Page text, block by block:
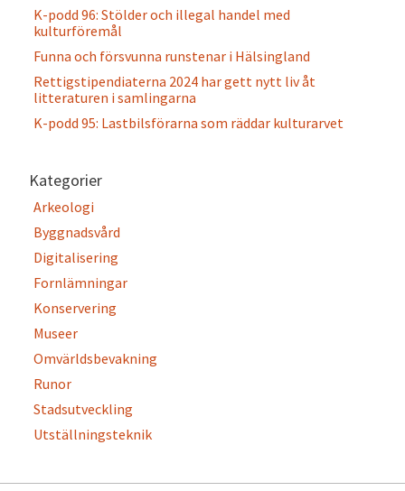
K-podd 96: Stölder och illegal handel med
kulturföremål
Funna och försvunna runstenar i Hälsingland
Rettigstipendiaterna 2024 har gett nytt liv åt
litteraturen i samlingarna
K-podd 95: Lastbilsförarna som räddar kulturarvet
Kategorier
Arkeologi
Byggnadsvård
Digitalisering
Fornlämningar
Konservering
Museer
Omvärldsbevakning
Runor
Stadsutveckling
Utställningsteknik